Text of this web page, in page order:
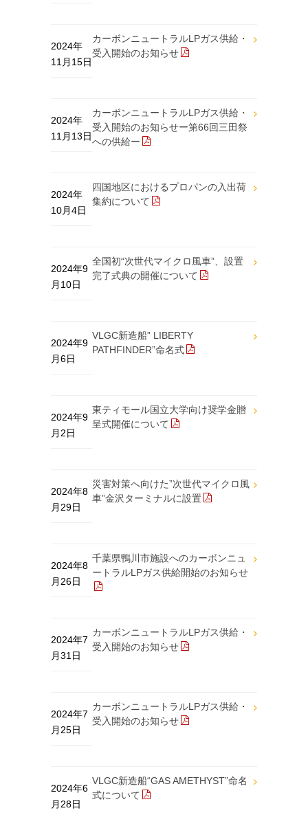
カーボンニュートラルLPガス供給・
受入開始のお知らせ
2024年
11月15日
カーボンニュートラルLPガス供給・
受入開始のお知らせー第66回三田祭
への供給ー
2024年
11月13日
四国地区におけるプロパンの入出荷
集約について
2024年
10月4日
全国初“次世代マイクロ風車”、設置
完了式典の開催について
2024年9
月10日
VLGC新造船” LIBERTY
PATHFINDER”命名式
2024年9
月6日
東ティモール国立大学向け奨学金贈
呈式開催について
2024年9
月2日
災害対策へ向けた”次世代マイクロ風
車”金沢ターミナルに設置
2024年8
月29日
千葉県鴨川市施設へのカーボンニュ
ートラルLPガス供給開始のお知らせ
2024年8
月26日
カーボンニュートラルLPガス供給・
受入開始のお知らせ
2024年7
月31日
カーボンニュートラルLPガス供給・
受入開始のお知らせ
2024年7
月25日
VLGC新造船“GAS AMETHYST”命名
式について
2024年6
月28日